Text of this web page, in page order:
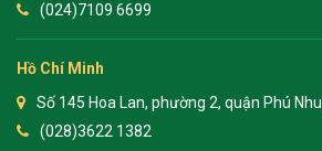
(024)7109 6699
Hồ Chí Minh
Số 145 Hoa Lan, phường 2, quận Phú
(028)3622 1382